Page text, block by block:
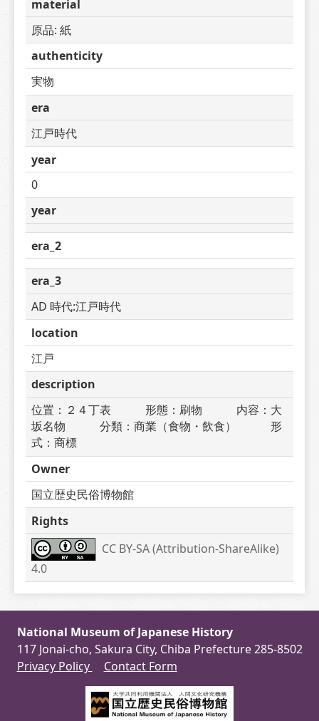
material
原品: 紙
authenticity
実物
era
江戸時代
year
0
year
era_2
era_3
AD 時代:江戸時代
location
江戸
description
位置：２４丁表　　　形態：刷物　　　内容：大
坂名物　　　分類：商業（食物・飲食）　　　形
式：商標
Owner
国立歴史民俗博物館
Rights
CC BY-SA (Attribution-ShareAlike)
4.0
National Museum of Japanese History
117 Jonai-cho, Sakura City, Chiba Prefecture 285-8502
Privacy Policy
Contact Form